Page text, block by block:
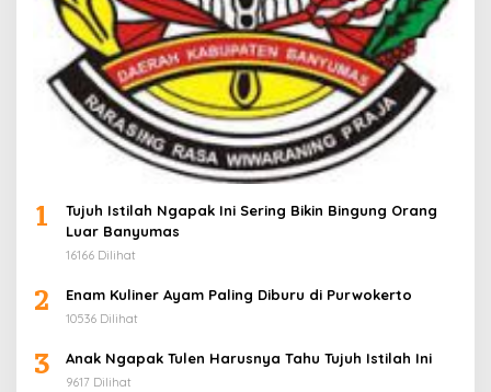
1
Tujuh Istilah Ngapak Ini Sering Bikin Bingung Orang
Luar Banyumas
16166 Dilihat
2 Enam Kuliner Ayam Paling Diburu di Purwokerto
10536 Dilihat
3 Anak Ngapak Tulen Harusnya Tahu Tujuh Istilah Ini
9617 Dilihat